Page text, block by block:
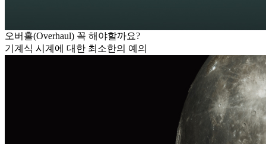
오버홀(Overhaul) 꼭 해야할까요?
기계식 시계에 대한 최소한의 예의